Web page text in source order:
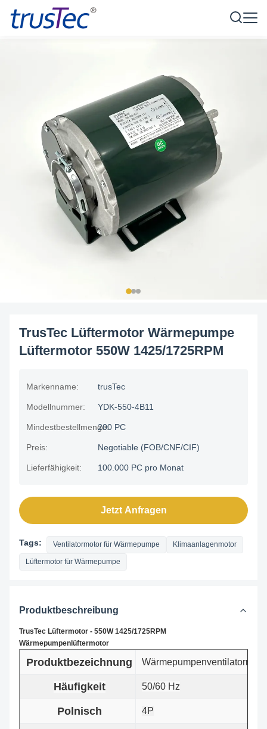
TrusTec Lüftermotor Wärmepumpe
Lüftermotor 550W 1425/1725RPM
Markenname: trusTec
Modellnummer: YDK-550-4B11
Mindestbestellmenge:200 PC
Preis: Negotiable (FOB/CNF/CIF)
Lieferfähigkeit: 100.000 PC pro Monat
Jetzt Anfragen
Tags: Ventilatormotor für Wärmepumpe Klimaanlagenmotor
Lüftermotor für Wärmepumpe
Produktbeschreibung
TrusTec Lüftermotor - 550W 1425/1725RPM
Wärmepumpenlüftermotor
Produktbezeichnung
Häufigkeit 50/60 Hz
Polnisch 4P